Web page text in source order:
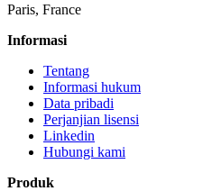
Paris, France
Informasi
Tentang
Informasi hukum
Data pribadi
Perjanjian lisensi
Linkedin
Hubungi kami
Produk